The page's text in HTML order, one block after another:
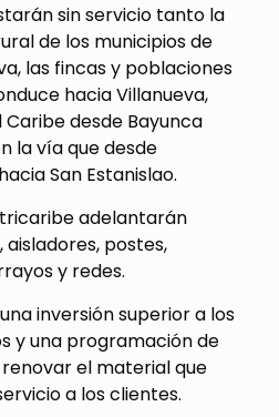
sin servicio tanto la
de los municipios de
las fincas y poblaciones
hacia Villanueva,
desde Bayunca
la vía que desde
San Estanislao.
adelantarán
postes,
y redes.
inversión superior a los
y una programación de
el material que
a los clientes.